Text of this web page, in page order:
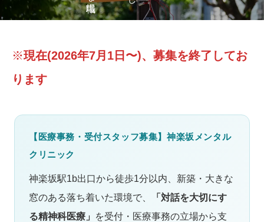
※現在(2026年7月1日〜)、募集を終了してお
ります
【医療事務・受付スタッフ募集】神楽坂メンタル
クリニック
神楽坂駅1b出口から徒歩1分以内、新築・大きな
窓のある落ち着いた環境で、
「対話を大切にす
る精神科医療」 を受付・医療事務の立場から支